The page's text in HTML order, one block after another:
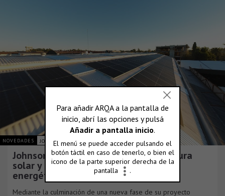
NOVEDADES JOHNSON ACERO S.A.
Johnson Acero duplica su infraestructura
solar y consolida su plan de eficiencia
energética
Mediante la culminación de una nueva fase de su proyecto